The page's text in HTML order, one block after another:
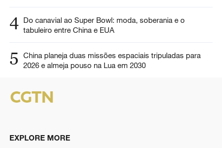
4 Do canavial ao Super Bowl: moda, soberania e o
tabuleiro entre China e EUA
5
China planeja duas missões espaciais tripuladas para
2026 e almeja pouso na Lua em 2030
EXPLORE MORE